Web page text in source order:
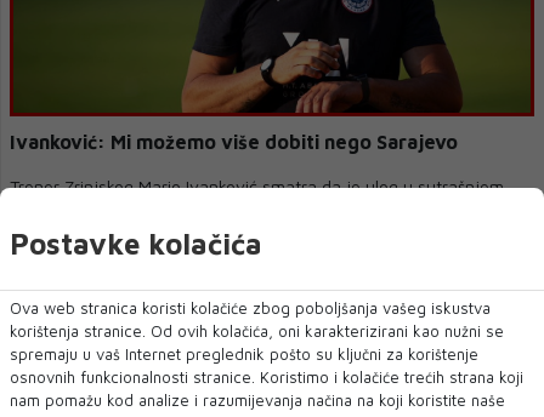
Ivanković: Mi možemo više dobiti nego Sarajevo
Trener Zrinjskog Mario Ivanković smatra da je ulog u sutrašnjem
Postavke kolačića
Ova web stranica koristi kolačiće zbog poboljšanja vašeg iskustva
korištenja stranice. Od ovih kolačića, oni karakterizirani kao nužni se
spremaju u vaš Internet preglednik pošto su ključni za korištenje
osnovnih funkcionalnosti stranice. Koristimo i kolačiće trećih strana koji
nam pomažu kod analize i razumijevanja načina na koji koristite naše